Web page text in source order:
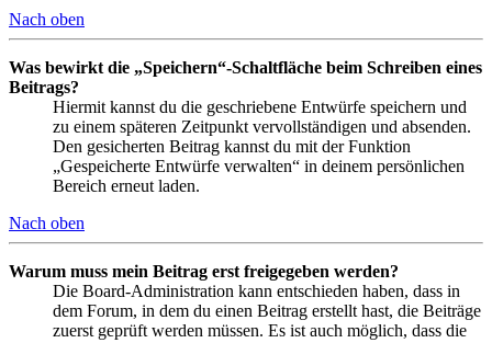
Nach oben
Was bewirkt die „Speichern“-Schaltfläche beim Schreiben eines
Beitrags?
Hiermit kannst du die geschriebene Entwürfe speichern und
zu einem späteren Zeitpunkt vervollständigen und absenden.
Den gesicherten Beitrag kannst du mit der Funktion
„Gespeicherte Entwürfe verwalten“ in deinem persönlichen
Bereich erneut laden.
Nach oben
Warum muss mein Beitrag erst freigegeben werden?
Die Board-Administration kann entschieden haben, dass in
dem Forum, in dem du einen Beitrag erstellt hast, die Beiträge
zuerst geprüft werden müssen. Es ist auch möglich, dass die